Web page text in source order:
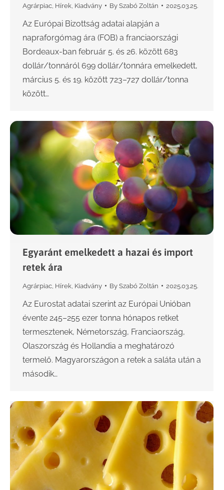
Agrárpiac Hírek Kiadvány By Szabó Zoltán 2025.03.25.
Az Európai Bizottság adatai alapján a
napraforgómag ára (FOB) a franciaországi
Bordeaux-ban február 5. és 26. között 683
dollár/tonnáról 699 dollár/tonnára emelkedett,
március 5. és 19. között 723–727 dollár/tonna
között…
Egyaránt emelkedett a hazai és import
retek ára
Agrárpiac Hírek Kiadvány By Szabó Zoltán 2025.03.25.
Az Eurostat adatai szerint az Európai Unióban
évente 245–255 ezer tonna hónapos retket
termesztenek, Németország, Franciaország,
Olaszország és Hollandia a meghatározó
termelő. Magyarországon a retek a saláta után a
második…